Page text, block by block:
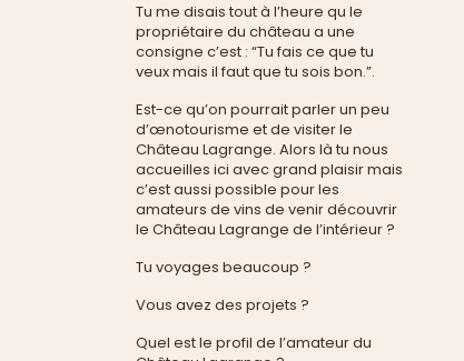
Tu me disais tout à l’heure qu le
propriétaire du château a une
consigne c’est : “Tu fais ce que tu
veux mais il faut que tu sois bon.”.
Est-ce qu’on pourrait parler un peu
d’œnotourisme et de visiter le
Château Lagrange. Alors là tu nous
accueilles ici avec grand plaisir mais
c’est aussi possible pour les
amateurs de vins de venir découvrir
le Château Lagrange de l’intérieur ?
Tu voyages beaucoup ?
Vous avez des projets ?
Quel est le profil de l’amateur du